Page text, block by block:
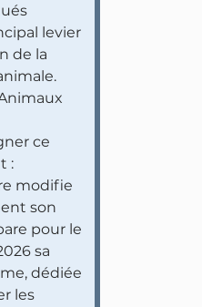
levier
de la
ce
:
modifie
son
pour le
sa
dédiée
les